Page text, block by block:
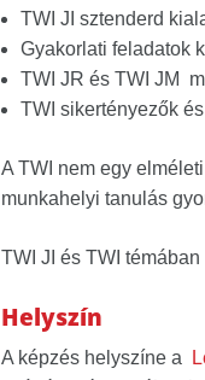
TWI JI sztenderd
Gyakorlati feladatok
TWI JR és TWI JM
TWI sikertényezők
A TWI nem egy
munkahelyi tanulás
TWI JI és TWI
Helyszín
A képzés helyszíne a